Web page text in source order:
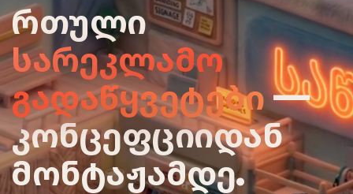
რთული
სარეკლამო
გადაწყვეტები—
კონცეფციიდან
მონტაჟამდე.